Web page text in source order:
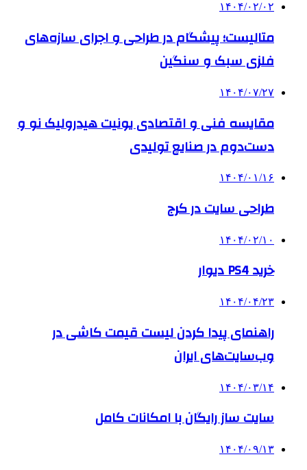
۱۴۰۴/۰۲/۰۲
متالیست؛ پیشگام در طراحی و اجرای سازه‌های
فلزی سبک و سنگین
۱۴۰۴/۰۷/۲۷
مقایسه فنی و اقتصادی یونیت هیدرولیک نو و
دست‌دوم در صنایع تولیدی
۱۴۰۴/۰۱/۱۶
طراحی سایت در کرج
۱۴۰۴/۰۲/۱۰
خرید PS4 دیوار
۱۴۰۴/۰۴/۲۳
راهنمای پیدا کردن لیست قیمت کاشی در
وب‌سایت‌های ایران
۱۴۰۴/۰۳/۱۴
سایت ساز رایگان با امکانات کامل
۱۴۰۴/۰۹/۱۳